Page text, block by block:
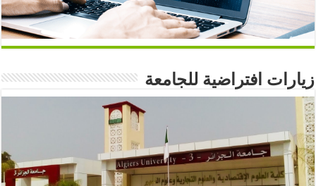
زيارات افتراضية للجامعة